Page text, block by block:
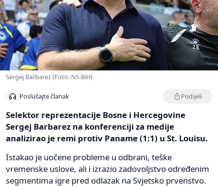
Sergej Barbarez (Foto: NS BiH)
Poslušajte članak Podijeli
Selektor reprezentacije Bosne i Hercegovine
Sergej Barbarez na konferenciji za medije
analizirao je remi protiv Paname (1:1) u St. Louisu.
Istakao je uočene probleme u odbrani, teške
vremenske uslove, ali i izrazio zadovoljstvo određenim
segmentima igre pred odlazak na Svjetsko prvenstvo.